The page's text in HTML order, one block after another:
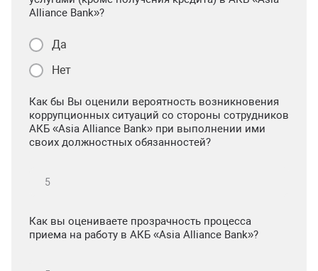
Alliance Bank»?
Да
Нет
Как бы Вы оценили вероятность возникновения
коррупционных ситуаций со стороны сотрудников
АКБ «Asia Alliance Bank» при выполнении ими
своих должностных обязанностей?
Как вы оцениваете прозрачность процесса
приема на работу в АКБ «Asia Alliance Bank»?